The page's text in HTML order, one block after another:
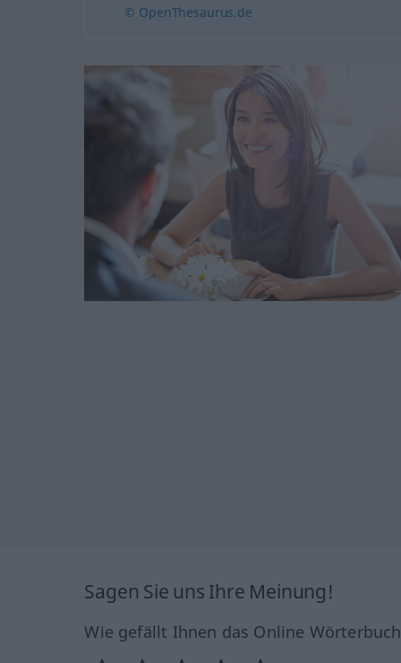
© OpenThesaurus.de
Sagen Sie uns Ihre Meinung!
Wie gefällt Ihnen das Online